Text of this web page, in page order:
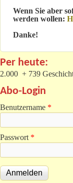
Wenn Sie aber
werden wollen:
Danke!
Per heute:
2.000 + 739
Abo-Login
Benutzername *
Passwort *